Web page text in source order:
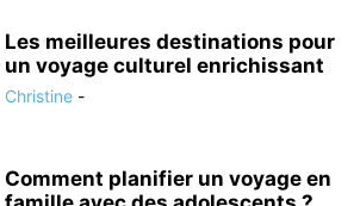
Les meilleures destinations pour
un voyage culturel enrichissant
Christine -
Comment planifier un voyage en